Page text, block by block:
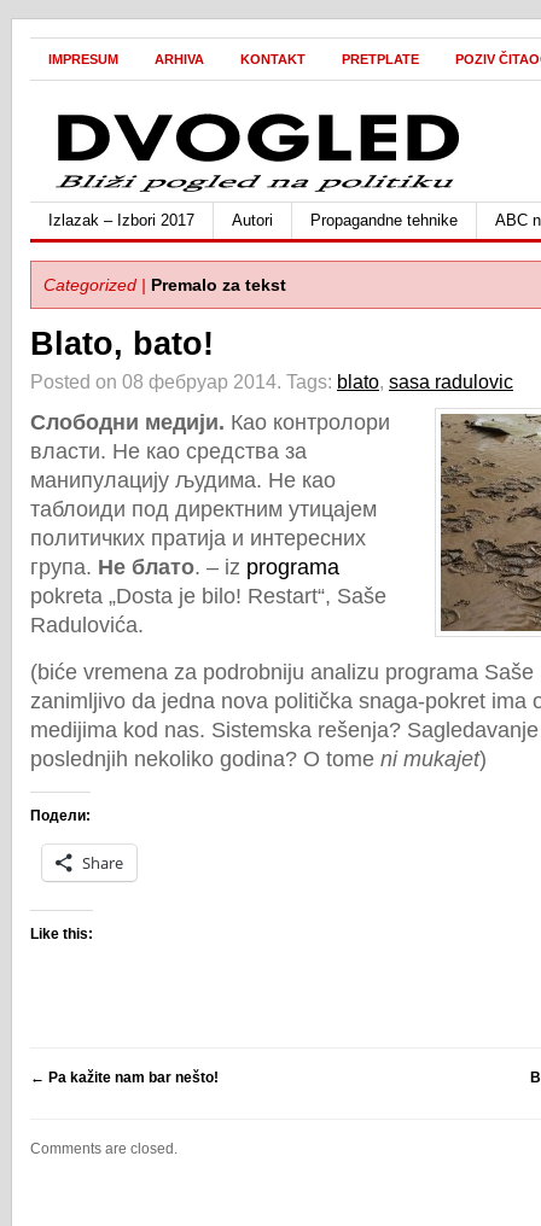
IMPRESUM ARHIVA KONTAKT PRETPLATE POZIV
Izlazak – Izbori 2017 Autori Propagandne tehnike ABC
Categorized | Premalo za tekst
Blato, bato!
Posted on 08 фебруар 2014. Tags: blato, sasa radulovic
Слободни медији. Као контролори
власти. Не као средства за
манипулацију људима. Не као
таблоиди под директним утицајем
политичких пратија и интересних
група. Не блато. – iz programa
pokreta „Dosta je bilo! Restart“, Saše
Radulovića.
(biće vremena za podrobniju analizu programa
zanimljivo da jedna nova politička snaga-pokret ima
medijima kod nas. Sistemska rešenja?
poslednjih nekoliko godina? O tome ni mukajet)
Подели:
Share
Like this:
← Pa kažite nam bar nešto!
Comments are closed.